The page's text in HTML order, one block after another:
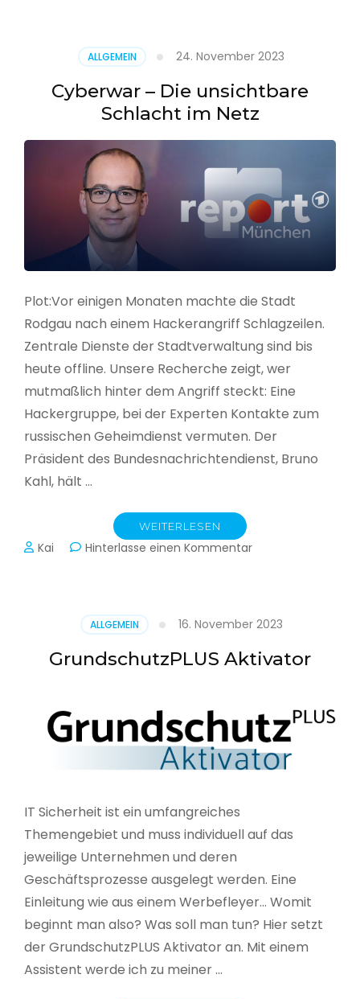
ALLGEMEIN 24. November 2023
Cyberwar – Die unsichtbare
Schlacht im Netz
Plot:Vor einigen Monaten machte die Stadt
Rodgau nach einem Hackerangriff Schlagzeilen.
Zentrale Dienste der Stadtverwaltung sind bis
heute offline. Unsere Recherche zeigt, wer
mutmaßlich hinter dem Angriff steckt: Eine
Hackergruppe, bei der Experten Kontakte zum
russischen Geheimdienst vermuten. Der
Präsident des Bundesnachrichtendienst, Bruno
Kahl, hält …
WEITERLESEN
Kai Hinterlasse einen Kommentarzu
Schlacht
im
Netz
ALLGEMEIN 16. November 2023
GrundschutzPLUS Aktivator
IT Sicherheit ist ein umfangreiches
Themengebiet und muss individuell auf das
jeweilige Unternehmen und deren
Geschäftsprozesse ausgelegt werden. Eine
Einleitung wie aus einem Werbefleyer… Womit
beginnt man also? Was soll man tun? Hier setzt
der GrundschutzPLUS Aktivator an. Mit einem
Assistent werde ich zu meiner …